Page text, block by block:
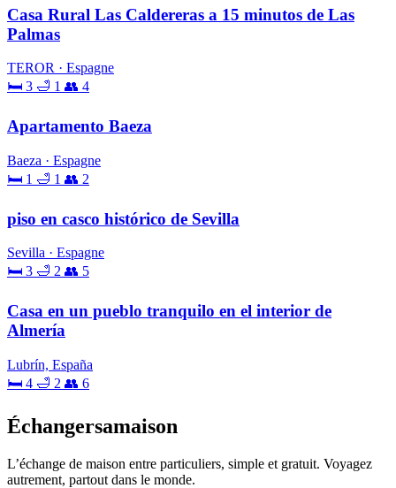
Casa Rural Las Caldereras a 15 minutos de Las
Palmas
TEROR · Espagne
🛏 3 🛁 1 👥 4
Apartamento Baeza
Baeza · Espagne
🛏 1 🛁 1 👥 2
piso en casco histórico de Sevilla
Sevilla · Espagne
🛏 3 🛁 2 👥 5
Casa en un pueblo tranquilo en el interior de
Almería
Lubrín, España
🛏 4 🛁 2 👥 6
Échangersamaison
L’échange de maison entre particuliers, simple et gratuit. Voyagez
autrement, partout dans le monde.